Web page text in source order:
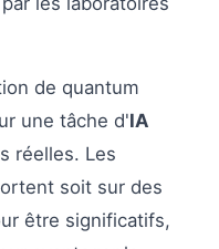
de quantum
une tâche d'IA
réelles. Les
soit sur des
être significatifs,